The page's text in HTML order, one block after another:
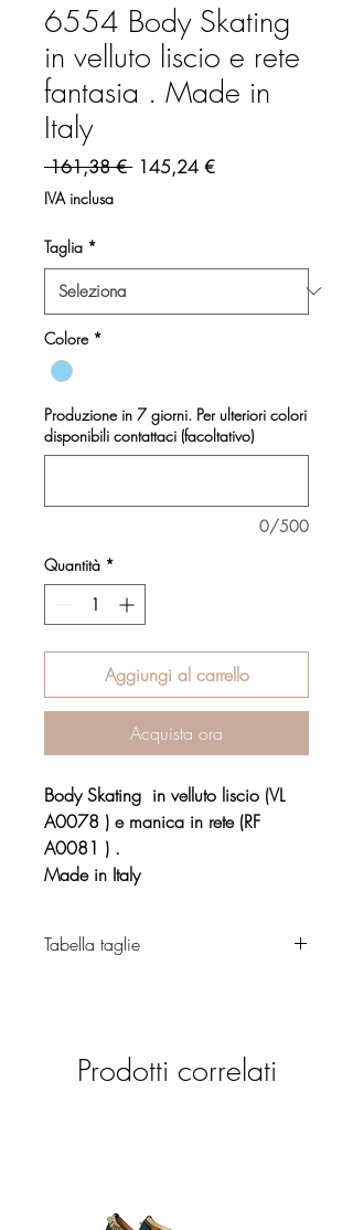
6554 Body Skating
in velluto liscio e rete
fantasia . Made in
Italy
161,38 € Prezzo regolare
145,24 €Prezzo scontato
IVA inclusa
Taglia *
Colore *
Produzione in 7 giorni. Per ulteriori colori
disponibili contattaci (facoltativo)
0/500
Quantità *
Aggiungi al carrello
Acquista ora
Body Skating in velluto liscio (VL
A0078 ) e manica in rete (RF
A0081 ) .
Made in Italy
Tabella taglie
Prodotti correlati